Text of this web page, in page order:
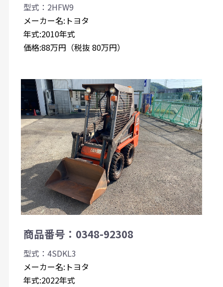
型式：2HFW9
メーカー名:トヨタ
年式:2010年式
価格:88万円（税抜 80万円）
商品番号：0348-92308
型式：4SDKL3
メーカー名:トヨタ
年式:2022年式